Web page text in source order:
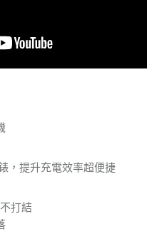
，提升充電效率超便捷
打結